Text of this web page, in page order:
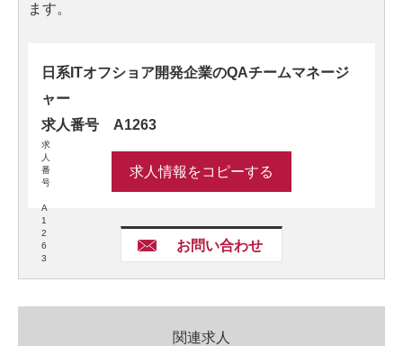
ます。
求
人
番
号
A
1
2
6
3
日系ITオフショア開発企業のQAチームマネージ
ャー
求人番号 A1263
求人情報をコピーする
お問い合わせ
関連求人